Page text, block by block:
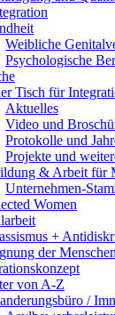
Weibliche
Psychologische
Tisch für
Aktuelles
Video und
Protokolle und
Projekte und
& Arbeit für
Unternehmen-
Women
+
der Menschen
von A-Z
/